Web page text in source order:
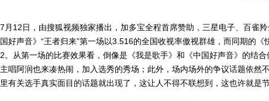
日，由搜狐视频独家播出，加多宝全程首席赞助，三星电子、百雀羚
国好声音》“王者归来”第一场以3.516的全国收视率傲视群雄，而同期的
。从第一场的比赛效果看，倒像是《我是歌手》和《中国好声音》的结
唱阿润也来凑热闹，加入选秀的秀场；此外，场内场外的争议话题依然
有关选手真实面目的话题就出现了，这让人不得不联想到，这也许就是